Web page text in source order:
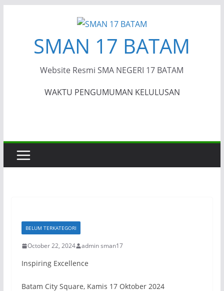
SMAN 17 BATAM
Website Resmi SMA NEGERI 17 BATAM
WAKTU PENGUMUMAN KELULUSAN
BELUM TERKATEGORI
October 22, 2024 admin sman17
Inspiring Excellence
Batam City Square, Kamis 17 Oktober 2024